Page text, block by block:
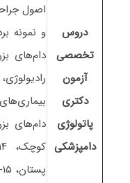
دروس
تخصصی
آزمون
دکتری
پاتولوژی
دامپزشکی